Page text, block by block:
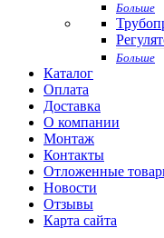
Больше
Больше
Каталог
Оплата
Доставка
О компании
Монтаж
Контакты
Отложенные
Новости
Отзывы
Карта сайта